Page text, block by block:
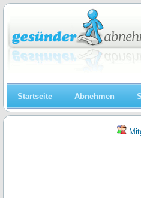
Startseite Abnehmen